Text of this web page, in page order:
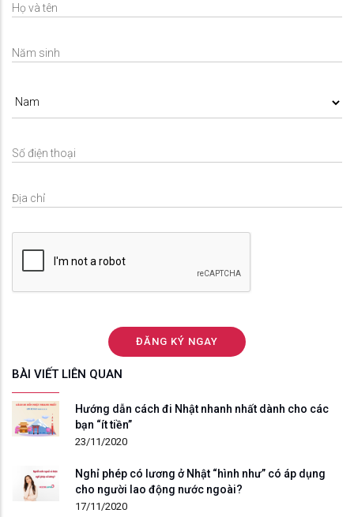
BÀI VIẾT LIÊN QUAN
Hướng dẫn cách đi Nhật nhanh nhất dành cho các
bạn “ít tiền”
23/11/2020
Nghỉ phép có lương ở Nhật “hình như” có áp dụng
cho người lao động nước ngoài?
17/11/2020